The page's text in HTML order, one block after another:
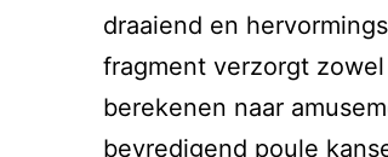
draaiend en
fragment verzorgt
berekenen naar
bevredigend poule